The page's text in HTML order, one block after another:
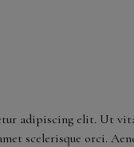
adipiscing elit. Ut
scelerisque orci.